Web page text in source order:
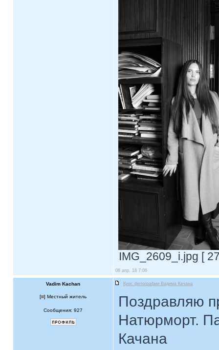
IMG_2609_i.jpg [
08 апр, 18 7:06
Vadim Kachan Курс фотографии Вадима Качана
[ ] Местный житель
Сообщения: 927
Поздравляю
Натюрморт.
Качана